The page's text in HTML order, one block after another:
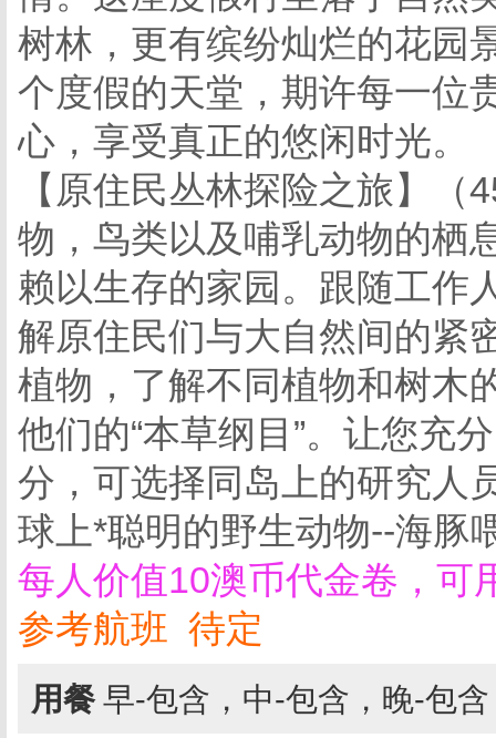
树林，更有缤纷灿烂的花园
个度假的天堂，期许每一位
心，享受真正的悠闲时光。
【原住民丛林探险之旅】
物，鸟类以及哺乳动物的栖
赖以生存的家园。跟随工作
解原住民们与大自然间的紧
植物，了解不同植物和树木
他们的“本草纲目”。让您充
分，可选择同岛上的研究人
球上*聪明的野生动物--海豚
每人价值10澳币代金卷，可
参考航班 待定
用餐 早-包含，中-包含，晚-包